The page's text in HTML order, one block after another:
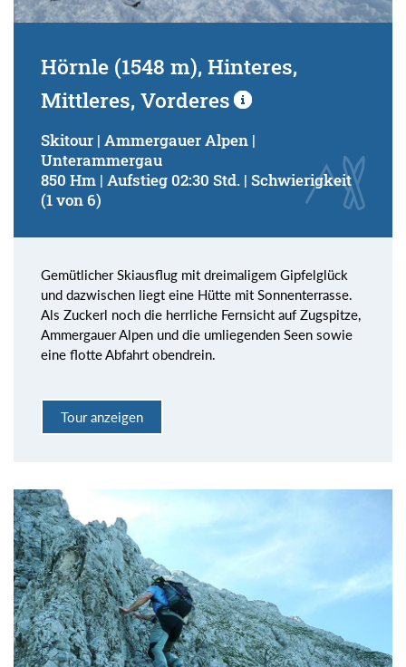
Hörnle (1548 m), Hinteres,
Mittleres, Vorderes
Skitour | Ammergauer Alpen |
Unterammergau
850 Hm | Aufstieg 02:30 Std. | Schwierigkeit
(1 von 6)
Gemütlicher Skiausflug mit dreimaligem Gipfelglück
und dazwischen liegt eine Hütte mit Sonnenterrasse.
Als Zuckerl noch die herrliche Fernsicht auf Zugspitze,
Ammergauer Alpen und die umliegenden Seen sowie
eine flotte Abfahrt obendrein.
Tour anzeigen